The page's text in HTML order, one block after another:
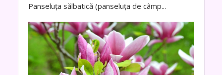
Panseluța sălbatică (panseluța de câmp...